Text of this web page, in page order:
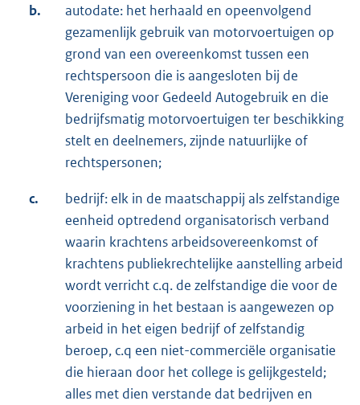
b.
autodate: het herhaald en opeenvolgend
gezamenlijk gebruik van motorvoertuigen op
grond van een overeenkomst tussen een
rechtspersoon die is aangesloten bij de
Vereniging voor Gedeeld Autogebruik en die
bedrijfsmatig motorvoertuigen ter beschikking
stelt en deelnemers, zijnde natuurlijke of
rechtspersonen;
c.
bedrijf: elk in de maatschappij als zelfstandige
eenheid optredend organisatorisch verband
waarin krachtens arbeidsovereenkomst of
krachtens publiekrechtelijke aanstelling arbeid
wordt verricht c.q. de zelfstandige die voor de
voorziening in het bestaan is aangewezen op
arbeid in het eigen bedrijf of zelfstandig
beroep, c.q een niet-commerciële organisatie
die hieraan door het college is gelijkgesteld;
alles met dien verstande dat bedrijven en